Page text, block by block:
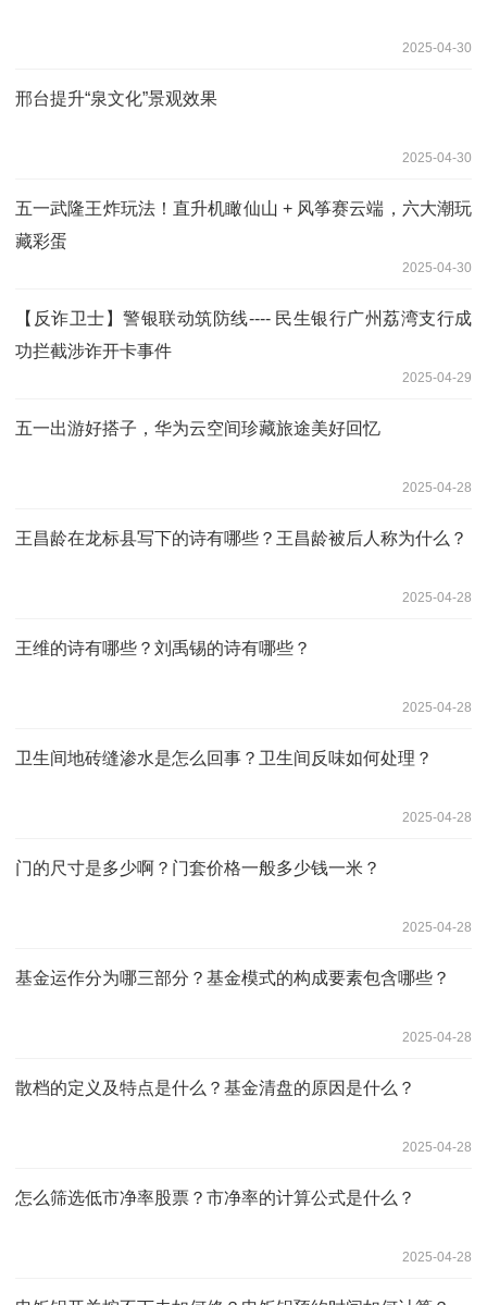
2025-04-30
邢台提升“泉文化”景观效果
2025-04-30
五一武隆王炸玩法！直升机瞰仙山 + 风筝赛云端，六大潮玩
藏彩蛋
2025-04-30
【反诈卫士】警银联动筑防线---- 民生银行广州荔湾支行成
功拦截涉诈开卡事件
2025-04-29
五一出游好搭子，华为云空间珍藏旅途美好回忆
2025-04-28
王昌龄在龙标县写下的诗有哪些？王昌龄被后人称为什么？
2025-04-28
王维的诗有哪些？刘禹锡的诗有哪些？
2025-04-28
卫生间地砖缝渗水是怎么回事？卫生间反味如何处理？
2025-04-28
门的尺寸是多少啊？门套价格一般多少钱一米？
2025-04-28
基金运作分为哪三部分？基金模式的构成要素包含哪些？
2025-04-28
散档的定义及特点是什么？基金清盘的原因是什么？
2025-04-28
怎么筛选低市净率股票？市净率的计算公式是什么？
2025-04-28